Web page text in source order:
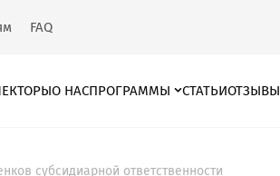
FAQ
О НАСПРОГРАММЫ СТАТЬИОТЗЫВЫ
субсидиарной ответственности